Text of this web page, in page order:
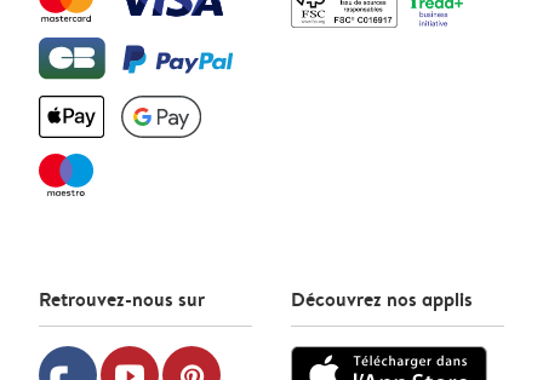
Retrouvez-nous sur Découvrez nos applis